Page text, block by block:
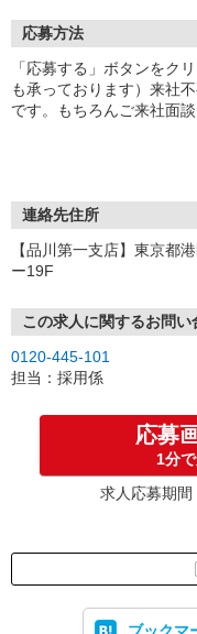
応募方法
「応募する」ボタンをク
も承っております）来社
です。もちろんご来社面
連絡先住所
【品川第一支店】東京都
ー19F
この求人に関するお問い
0120-445-101
担当：採用係
応募
1分
求人応募期